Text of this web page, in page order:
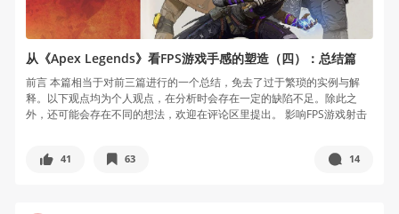
从《Apex Legends》看FPS游戏手感的塑造（四）：总结篇
前言 本篇相当于对前三篇进行的一个总结，免去了过于繁琐的实例与解
释。以下观点均为个人观点，在分析时会存在一定的缺陷不足。除此之
外，还可能会存在不同的想法，欢迎在评论区里提出。 影响FPS游戏射击
41 63 14